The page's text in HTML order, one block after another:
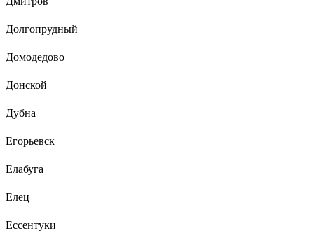
Долгопрудный
Домодедово
Донской
Дубна
Егорьевск
Елабуга
Елец
Ессентуки